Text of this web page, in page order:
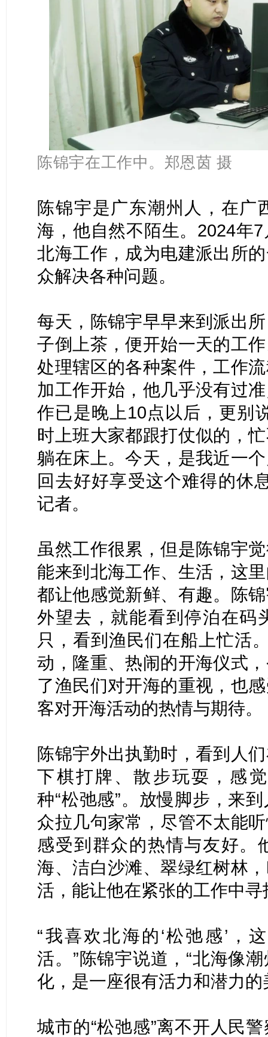
陈锦宇在工作中。郑恩茵 摄
陈锦宇是广东潮州人，在广
海，他自然不陌生。2024年
北海工作，成为电建派出所
众解决各种问题。
每天，陈锦宇早早来到派出
子倒上茶，便开始一天的工
处理辖区的各种案件，工作
加工作开始，他几乎没有过
作已是晚上10点以后，更别
时上班大家都跟打仗似的，
躺在床上。今天，是我近一
回去好好享受这个难得的休
记者。
虽然工作很累，但是陈锦宇
能来到北海工作、生活，这
都让他感觉新鲜、有趣。陈
外望去，就能看到停泊在码
只，看到渔民们在船上忙活
动，隆重、热闹的开海仪式
了渔民们对开海的重视，也
客对开海活动的热情与期待。
陈锦宇外出执勤时，看到人
下棋打牌、散步玩耍，感
种“松弛感”。放慢脚步，来
众拉几句家常，尽管不太能
感受到群众的热情与友好。
海、洁白沙滩、翠绿红树林
活，能让他在紧张的工作中
“我喜欢北海的‘松弛感’，
活。”陈锦宇说道，“北海像
化，是一座很有活力和潜力
城市的“松弛感”离不开人民